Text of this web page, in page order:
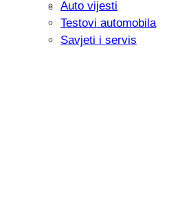
Savjetujemo: Što
Auto vijesti
Testovi automobila
Savjeti i servis